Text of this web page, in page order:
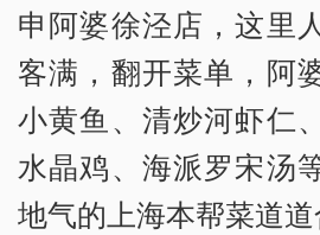
申阿婆徐泾店，这里
客满，翻开菜单，阿
小黄鱼、清炒河虾仁
水晶鸡、海派罗宋汤
地气的上海本帮菜道